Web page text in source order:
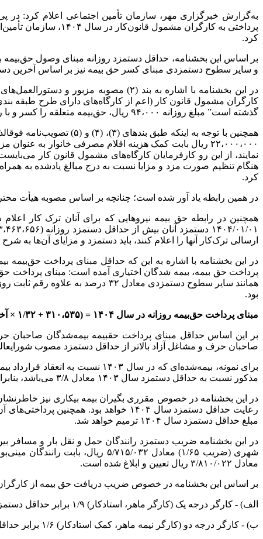
به‌گزارش خبرگزاری مهر، سازمان تأمین اجتماعی اعلام کرد:
پرداختی به
کرد.
و سایر سطوح دستمزدی مبنای کسر حق بیمه نیز بر اساس آخرین دستمزد روزانه سال ۱۴۰۳، معادل ۳۲ درصد به‌علاوه رقم ثابت
در این بخشنامه با اشاره به بند (۲) مصوبه مزبور و دستورالعمل‌های صادره از سوی وزارت تعاون، کار و رفاه اجتماعی مربوطه، خاطرنشان شده است: تمامی کارفرمایان
کارگران مشمول قانون کار (اعم از کارگاه‌های دارای طرح طبقه
گذشته است” مبلغ روزانه ۹۴،۰۰۰ ریال، حق‌بیمه متعلقه را کسر و با رعایت ماده (۳۹) قانون تأمین اجتماعی و آئین نامه اجرایی مربوطه به سازمان پرداخت نمایند.
هنگام تنظیم صورت مزد و مزایا نسبت به درج مبالغ یادشده به
کرد.
در همین رابطه یاد آور شده است؛ چنانچه بر اساس مصوبه هیأت محترم وزیران، مبلغ حق
همچنین در رابطه حق بیمه نیروهایی که برای آنان ترک کار
ارسالی ترک‌کار آنها را اعلام کنند، باید دستمزد و مزایای آن‌ها
بود.
مبنای پرداخت حق‌بیمه روزانه در سال ۱۴۰۴‬ =‬ (۳۱۰،۵۳۵‬ +‬ ۳۲‏‏‏‏‏‏‏‏/۱‬ × آخرین مبنای پرداخت حق‌بیمه روزانه در سال ۱۴۰۳)
صاحبان حرف و مشاغل آزاد بالاتر از حداقل دستمزد مصوب شورایعالی کار در سال ۱۴۰۳ ‏باشد، باید ضریب دستمزد مربوطه نسبت به حداقل دستمزد مصوب
مذکور نسبت به حداقل دستمزد سال ۱۴۰۳ معادل ۸‏‏/۳ می‌باشد، بنابراین دستمزد مبنای پرداخت حق‏بیمه روزانه وی در سال ۱۴۰۴ برابر فرمول ذیل به مبلغ ۱۳،۱۶۱،۸۹۳ ریال خواهد بود.
مبلغ حداقل دستمزد سال ۱۴۰۴ ترمیم خواهد شد.
در این بخشنامه ضریب دستمزد رانندگان حمل و نقل بار و مسافر
شهری (ضریب ۶۵‏‏‏‏‏‏/۱) معادل ۰۳۲‏/۷۱۵‏/۵ ریال، بابت رانندگان مینی‌بوس و سواری (ضریب ۳۵‏‏‏‏‏‏/۱) معادل ۹۳۶،۶۷۵‏،۴ ریال، سایر رانندگان و رانندگان تاکسی، وانت بار و
معادل ۰۲۲‏/۸۱۰‏/۳ ریال تعیین و ابلاغ شده است.
بر اساس این بخشنامه در خصوص ضریب دریافت حق بیمه از
الف) ‏‏- کارگر درجه یک (کارگر ماهر، استادکار) ۹‏‏/۱ برابر حداقل دستمزد؛
ب) ‏‏- کارگر درجه دو (کارگر نیمه ماهر، کمک استادکار) ۶‏‏/۱ برابر حداقل دستمزد و